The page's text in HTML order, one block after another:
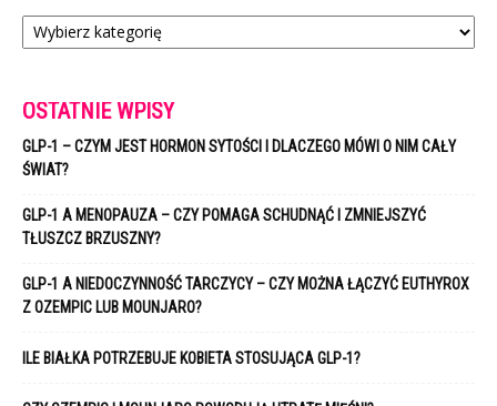
Kategorie
OSTATNIE WPISY
GLP-1 – CZYM JEST HORMON SYTOŚCI I DLACZEGO MÓWI O NIM CAŁY
ŚWIAT?
GLP-1 A MENOPAUZA – CZY POMAGA SCHUDNĄĆ I ZMNIEJSZYĆ
TŁUSZCZ BRZUSZNY?
GLP-1 A NIEDOCZYNNOŚĆ TARCZYCY – CZY MOŻNA ŁĄCZYĆ EUTHYROX
Z OZEMPIC LUB MOUNJARO?
ILE BIAŁKA POTRZEBUJE KOBIETA STOSUJĄCA GLP-1?